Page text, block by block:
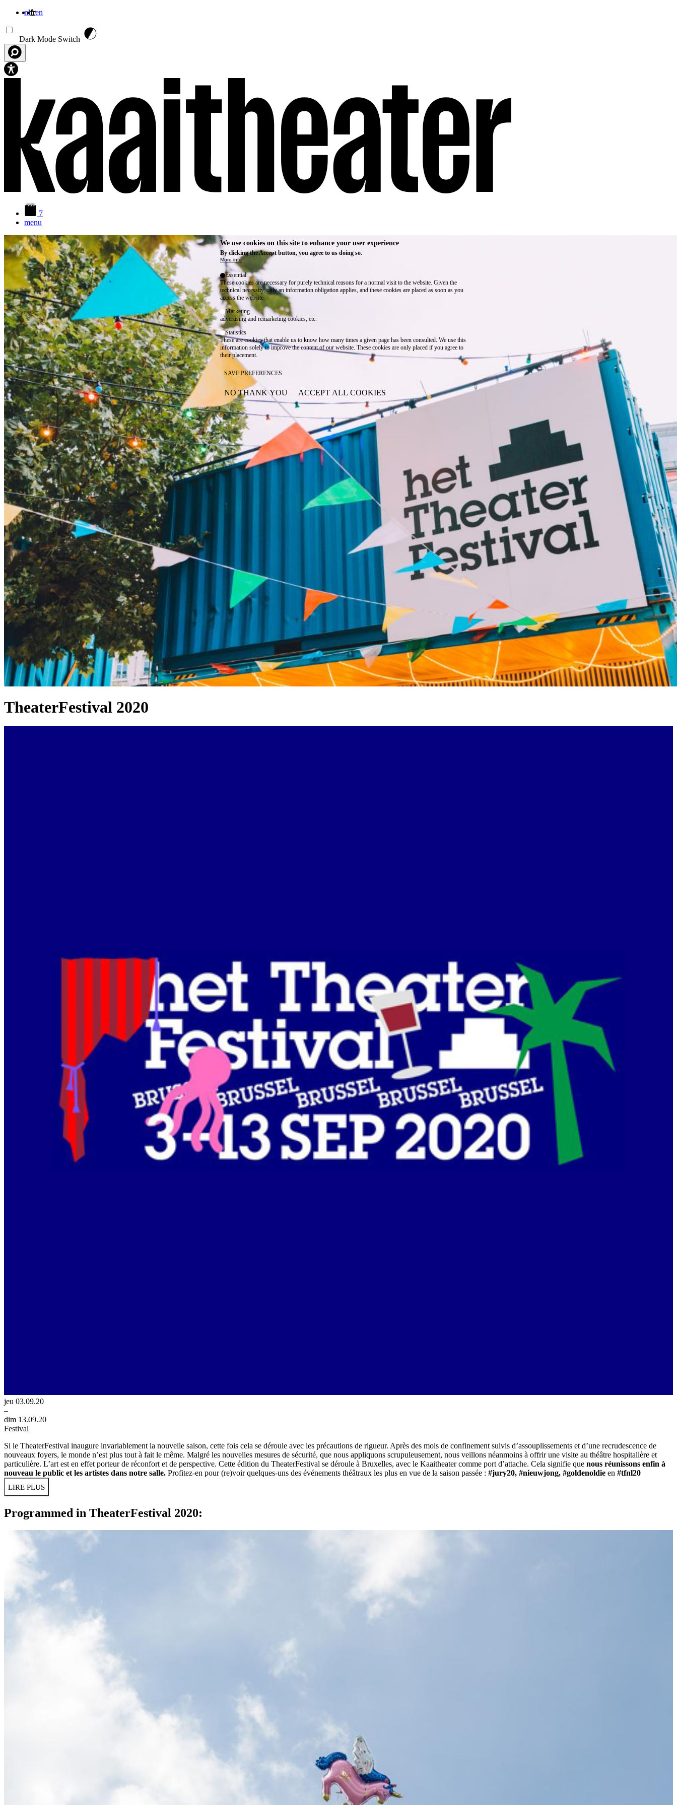
nlfren
Dark Mode Switch
7
menu
TheaterFestival 2020
jeu 03.09.20
–
dim 13.09.20
Festival
Si le TheaterFestival inaugure invariablement la nouvelle saison, cette fois cela se déroule avec les précautions de rigueur. Après des mois de confinement suivis d’assouplissements et d’une recrudescence de
nouveaux foyers, le monde n’est plus tout à fait le même. Malgré les nouvelles mesures de sécurité, que nous appliquons scrupuleusement, nous veillons néanmoins à offrir une visite au théâtre hospitalière et
particulière. L’art est en effet porteur de réconfort et de perspective. Cette édition du TheaterFestival se déroule à Bruxelles, avec le Kaaitheater comme port d’attache. Cela signifie que nous réunissons enfin à
nouveau le public et les artistes dans notre salle. Profitez-en pour (re)voir quelques-uns des événements théâtraux les plus en vue de la saison passée : #jury20, #nieuwjong, #goldenoldie en #tfnl20
LIRE PLUS
Programmed in TheaterFestival 2020:
We use cookies on this site to enhance your user experience
By clicking the Accept button, you agree to us doing so.
More info
Essential
These cookies are necessary for purely technical reasons for a normal visit to the website. Given the
technical necessity, only an information obligation applies, and these cookies are placed as soon as you
access the website.
Marketing
advertising and remarketing cookies, etc.
Statistics
These are cookies that enable us to know how many times a given page has been consulted. We use this
information solely to improve the content of our website. These cookies are only placed if you agree to
their placement.
SAVE PREFERENCES
NO THANK YOU ACCEPT ALL COOKIES
WITHDRAW CONSENT